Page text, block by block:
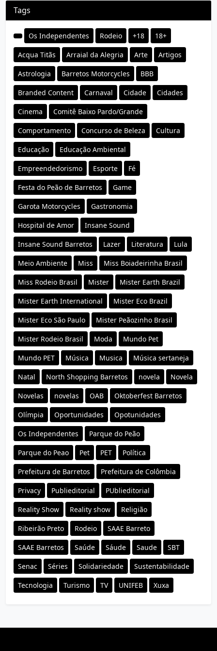
Tags
Os Independentes Rodeio +18 18+
Acqua Titãs Arraial da Alegria Arte Artigos
Astrologia Barretos Motorcycles BBB
Branded Content Carnaval Cidade Cidades
Cinema Comitê Baixo Pardo/Grande
Comportamento Concurso de Beleza Cultura
Educação Educação Ambiental
Empreendedorismo Esporte Fé
Festa do Peão de Barretos Game
Garota Motorcycles Gastronomia
Hospital de Amor Insane Sound
Insane Sound Barretos Lazer Literatura Lula
Meio Ambiente Miss Miss Boiadeirinha Brasil
Miss Rodeio Brasil Mister Mister Earth Brazil
Mister Earth International Mister Eco Brazil
Mister Eco São Paulo Mister Peãozinho Brasil
Mister Rodeio Brasil Moda Mundo Pet
Mundo PET Música Musica Música sertaneja
Natal North Shopping Barretos novela Novela
Novelas novelas OAB Oktoberfest Barretos
Olímpia Oportunidades Opotunidades
Os Independentes Parque do Peão
Parque do Peao Pet PET Política
Prefeitura de Barretos Prefeitura de Colômbia
Privacy Publieditorial PUblieditorial
Reality Show Reality show Religião
Ribeirão Preto Rodeio SAAE Barreto
SAAE Barretos Saúde Sáude Saude SBT
Senac Séries Solidariedade Sustentabilidade
Tecnologia Turismo TV UNIFEB Xuxa